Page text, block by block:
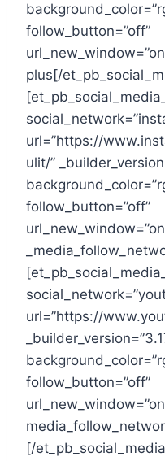
follow_button=”off”
plus[/
url=”https://
ulit/”
follow_button=”off”
url=”https://
follow_button=”off”
[/